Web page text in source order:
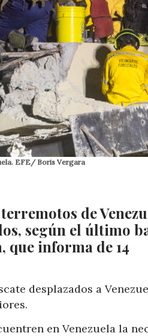
EFE/ Boris Vergara
de
según el último
que informa de 14
desplazados a
en Venezuela la